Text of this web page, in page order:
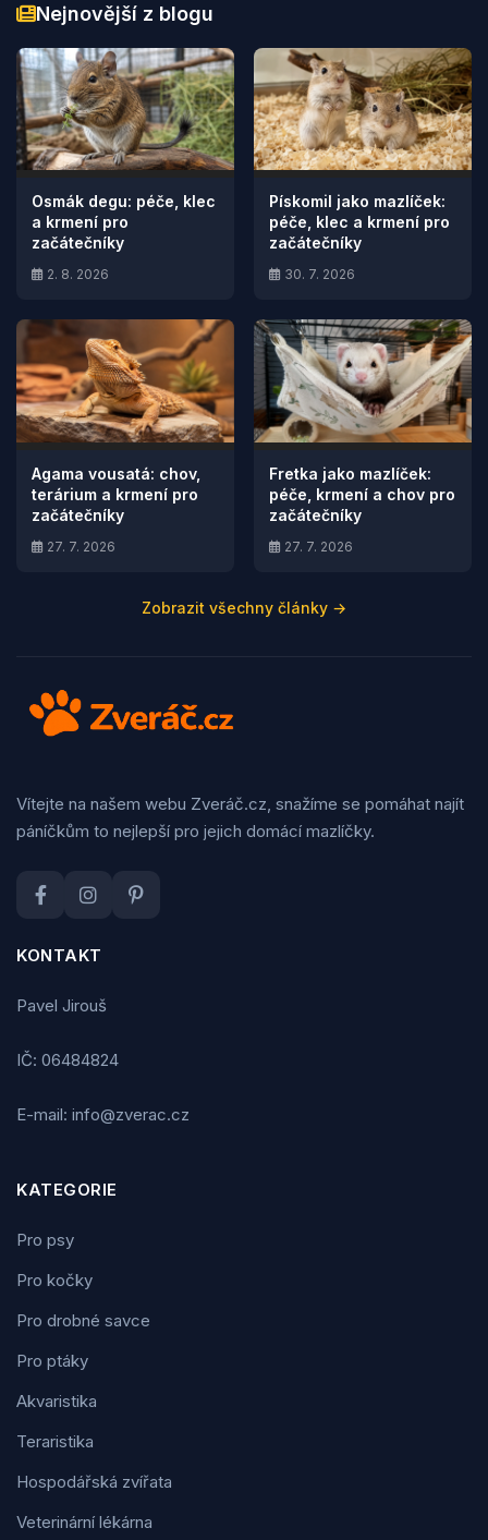
Nejnovější z blogu
Osmák degu: péče, klec
a krmení pro
začátečníky
2. 8. 2026
Pískomil jako mazlíček:
péče, klec a krmení pro
začátečníky
30. 7. 2026
Agama vousatá: chov,
terárium a krmení pro
začátečníky
27. 7. 2026
Fretka jako mazlíček:
péče, krmení a chov pro
začátečníky
27. 7. 2026
Zobrazit všechny články →
Vítejte na našem webu Zveráč.cz, snažíme se pomáhat najít
páníčkům to nejlepší pro jejich domácí mazlíčky.
KONTAKT
Pavel Jirouš
IČ: 06484824
E-mail: info@zverac.cz
KATEGORIE
Pro psy
Pro kočky
Pro drobné savce
Pro ptáky
Akvaristika
Teraristika
Hospodářská zvířata
Veterinární lékárna